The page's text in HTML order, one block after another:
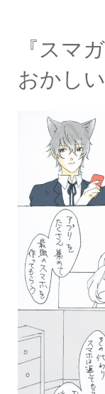
『スマ
おかし